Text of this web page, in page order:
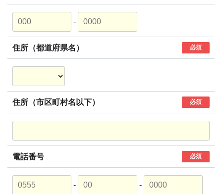
-
住所（都道府県名） 必須
住所（市区町村名以下） 必須
電話番号 必須
- -